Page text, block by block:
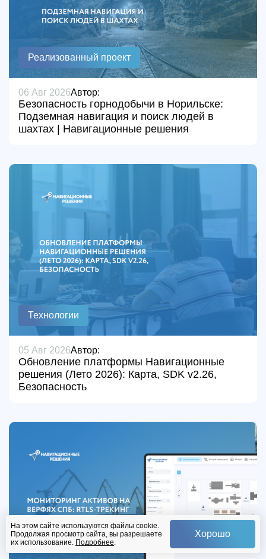
Реализованный проект
06 Авг 2026Автор:
Безопасность горнодобычи в Норильске:
Подземная навигация и поиск людей в
шахтах | Навигационные решения
Технологии
05 Авг 2026Автор:
Обновление платформы Навигационные
решения (Лето 2026): Карта, SDK v2.26,
Безопасность
На этом сайте используются файлы cookie.
Продолжая просмотр сайта, вы разрешаете
их использование. Подробнее.
Хорошо